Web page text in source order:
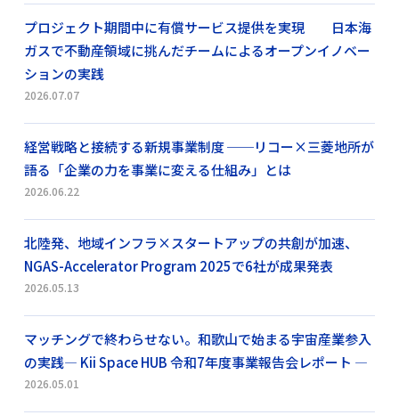
プロジェクト期間中に有償サービス提供を実現 日本海
ガスで不動産領域に挑んだチームによるオープンイノベー
ションの実践
2026.07.07
経営戦略と接続する新規事業制度 ──リコー×三菱地所が
語る「企業の力を事業に変える仕組み」とは
2026.06.22
北陸発、地域インフラ×スタートアップの共創が加速、
NGAS-Accelerator Program 2025で6社が成果発表
2026.05.13
マッチングで終わらせない。和歌山で始まる宇宙産業参入
の実践― Kii Space HUB 令和7年度事業報告会レポート ―
2026.05.01